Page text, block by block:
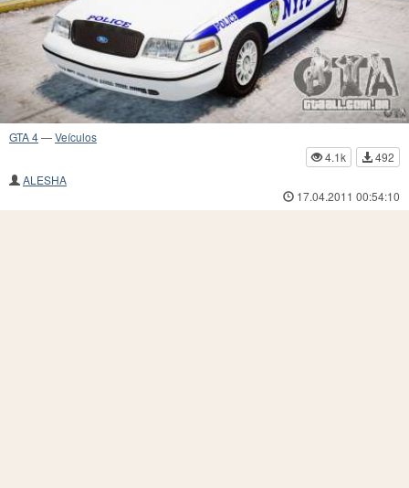
GTA 4—Veículos
4.1k
492
ALESHA
17.04.2011 00:54:10